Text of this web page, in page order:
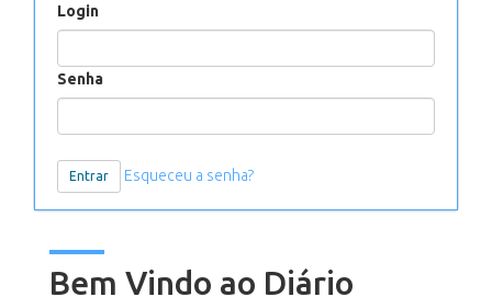
Login
Senha
Esqueceu a senha?
Bem Vindo ao Diário